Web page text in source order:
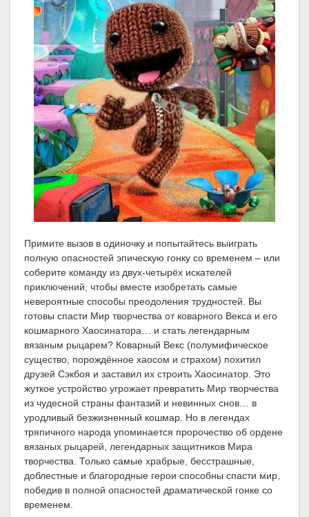
Примите вызов в одиночку и попытайтесь выиграть
полную опасностей эпическую гонку со временем – или
соберите команду из двух-четырёх искателей
приключений, чтобы вместе изобретать самые
невероятные способы преодоления трудностей. Вы
готовы спасти Мир творчества от коварного Векса и его
кошмарного Хаосинатора… и стать легендарным
вязаным рыцарем? Коварный Векс (полумифическое
существо, порождённое хаосом и страхом) похитил
друзей Сэкбоя и заставил их строить Хаосинатор. Это
жуткое устройство угрожает превратить Мир творчества
из чудесной страны фантазий и невинных снов… в
уродливый безжизненный кошмар. Но в легендах
тряпичного народа упоминается пророчество об ордене
вязаных рыцарей, легендарных защитников Мира
творчества. Только самые храбрые, бесстрашные,
доблестные и благородные герои способны спасти мир,
победив в полной опасностей драматической гонке со
временем.